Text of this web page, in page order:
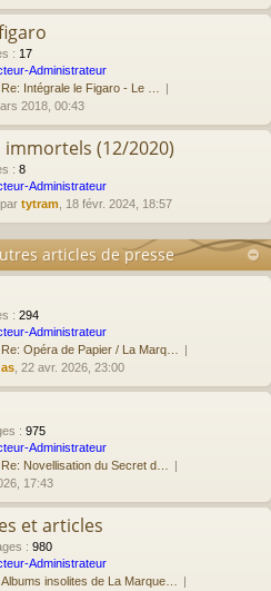
: 17
Administrateur
Re: Intégrale le Figaro - Le …
2018, 00:43
immortels (12/2020)
: 8
Administrateur
par tytram , 18 févr. 2024, 18:57
articles de presse
: 294
Administrateur
Re: Opéra de Papier / La Marq…
, 22 avr. 2026, 23:00
: 975
Administrateur
Re: Novellisation du Secret d…
17:43
et articles
: 980
Administrateur
Albums insolites de La Marque…